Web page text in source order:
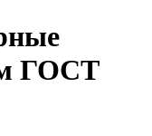
ГОСТ